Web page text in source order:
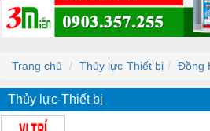
Trang chủ Thủy lực-Thiết bị Đồng
Thủy lực-Thiết bị